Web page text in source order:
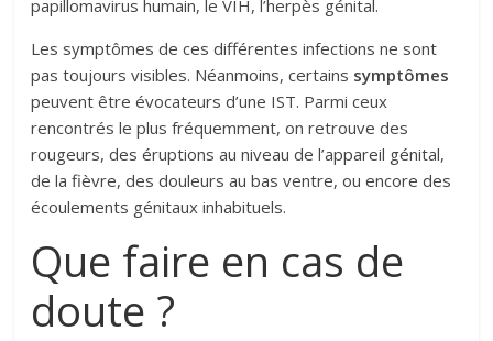
papillomavirus humain, le VIH, l’herpès génital.
Les symptômes de ces différentes infections ne sont
pas toujours visibles. Néanmoins, certains symptômes
peuvent être évocateurs d’une IST. Parmi ceux
rencontrés le plus fréquemment, on retrouve des
rougeurs, des éruptions au niveau de l’appareil génital,
de la fièvre, des douleurs au bas ventre, ou encore des
écoulements génitaux inhabituels.
Que faire en cas de
doute ?